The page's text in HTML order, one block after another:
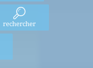
rechercher